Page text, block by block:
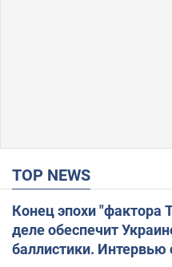
TOP NEWS
Конец эпохи "фактора
деле обеспечит
баллистики.